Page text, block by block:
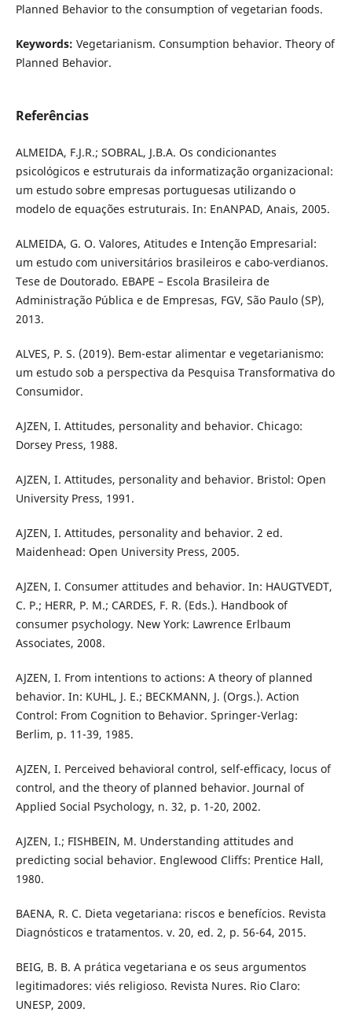
Planned Behavior to the consumption of vegetarian foods.
Keywords: Vegetarianism. Consumption behavior. Theory of
Planned Behavior.
Referências
ALMEIDA, F.J.R.; SOBRAL, J.B.A. Os condicionantes
psicológicos e estruturais da informatização organizacional:
um estudo sobre empresas portuguesas utilizando o
modelo de equações estruturais. In: EnANPAD, Anais, 2005.
ALMEIDA, G. O. Valores, Atitudes e Intenção Empresarial:
um estudo com universitários brasileiros e cabo-verdianos.
Tese de Doutorado. EBAPE – Escola Brasileira de
Administração Pública e de Empresas, FGV, São Paulo (SP),
2013.
ALVES, P. S. (2019). Bem-estar alimentar e vegetarianismo:
um estudo sob a perspectiva da Pesquisa Transformativa do
Consumidor.
AJZEN, I. Attitudes, personality and behavior. Chicago:
Dorsey Press, 1988.
AJZEN, I. Attitudes, personality and behavior. Bristol: Open
University Press, 1991.
AJZEN, I. Attitudes, personality and behavior. 2 ed.
Maidenhead: Open University Press, 2005.
AJZEN, I. Consumer attitudes and behavior. In: HAUGTVEDT,
C. P.; HERR, P. M.; CARDES, F. R. (Eds.). Handbook of
consumer psychology. New York: Lawrence Erlbaum
Associates, 2008.
AJZEN, I. From intentions to actions: A theory of planned
behavior. In: KUHL, J. E.; BECKMANN, J. (Orgs.). Action
Control: From Cognition to Behavior. Springer-Verlag:
Berlim, p. 11-39, 1985.
AJZEN, I. Perceived behavioral control, self-efficacy, locus of
control, and the theory of planned behavior. Journal of
Applied Social Psychology, n. 32, p. 1-20, 2002.
AJZEN, I.; FISHBEIN, M. Understanding attitudes and
predicting social behavior. Englewood Cliffs: Prentice Hall,
1980.
BAENA, R. C. Dieta vegetariana: riscos e benefícios. Revista
Diagnósticos e tratamentos. v. 20, ed. 2, p. 56-64, 2015.
BEIG, B. B. A prática vegetariana e os seus argumentos
legitimadores: viés religioso. Revista Nures. Rio Claro:
UNESP, 2009.